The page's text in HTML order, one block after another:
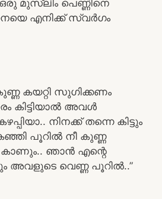
മുസ്ലിം പെണ്ണിനെ
എനിക്ക് സ്വർഗം
കയറ്റി സുഗിക്കണം
കിട്ടിയാൽ അവൾ
നിനക്ക് തന്നെ കിട്ടും
പൂറിൽ നീ കുണ്ണ
ഞാൻ എന്റെ
അവളുടെ വെണ്ണ പൂറിൽ..”